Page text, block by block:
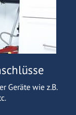
Geräte wie z.B.